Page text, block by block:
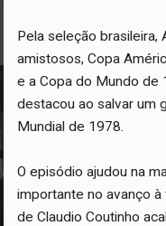
Pela seleção brasileira,
amistosos, Copa
e a Copa do Mundo de
destacou ao salvar um
Mundial de 1978.
O episódio ajudou na
importante no avanço
de Claudio Coutinho